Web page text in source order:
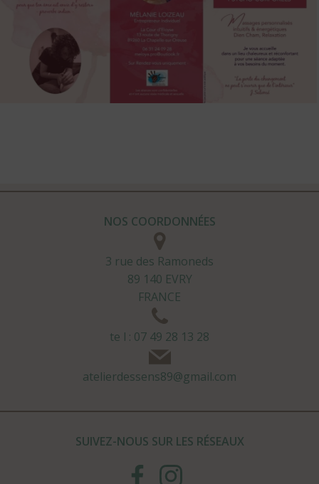
NOS COORDONNÉES
3 rue des Ramoneds
89 140 EVRY
FRANCE
te l : 07 49 28 13 28
atelierdessens89@gmail.com
SUIVEZ-NOUS SUR LES RÉSEAUX